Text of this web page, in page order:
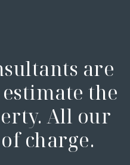
are
the
All our
charge.